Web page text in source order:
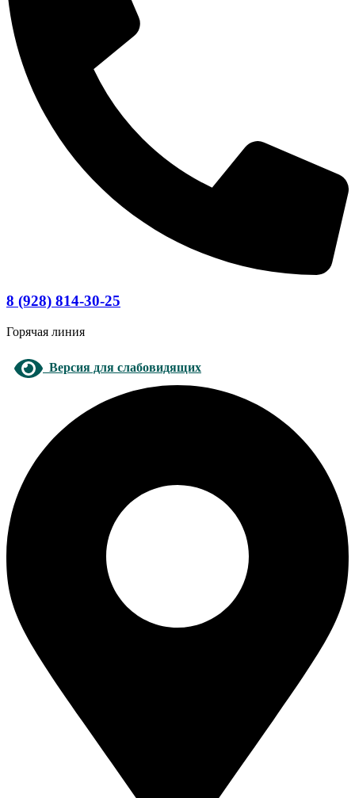
8 (928) 814-30-25
Горячая линия
Версия для слабовидящих